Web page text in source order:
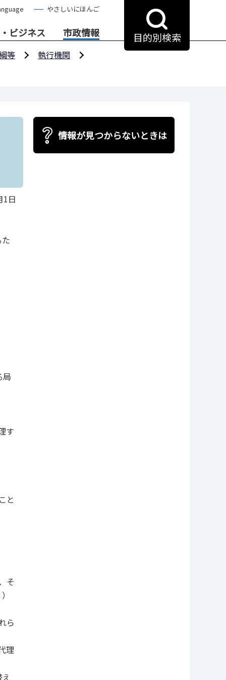
やさしいにほんご
ビジネス 市政情報 目的別検索
等 執行機関
1日
局
す
と
そ
ら
理
情報が見つからないときは